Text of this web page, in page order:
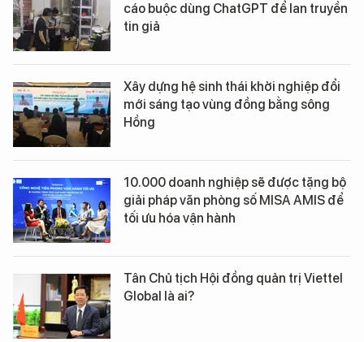
cáo buộc dùng ChatGPT để lan truyền
tin giả
Xây dựng hệ sinh thái khởi nghiệp đổi
mới sáng tạo vùng đồng bằng sông
Hồng
10.000 doanh nghiệp sẽ được tặng bộ
giải pháp văn phòng số MISA AMIS để
tối ưu hóa vận hành
Tân Chủ tịch Hội đồng quản trị Viettel
Global là ai?